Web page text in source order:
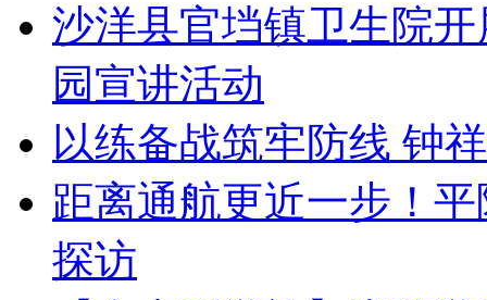
沙洋县官垱镇卫生院
园宣讲活动
以练备战筑牢防线 钟
距离通航更近一步！
探访